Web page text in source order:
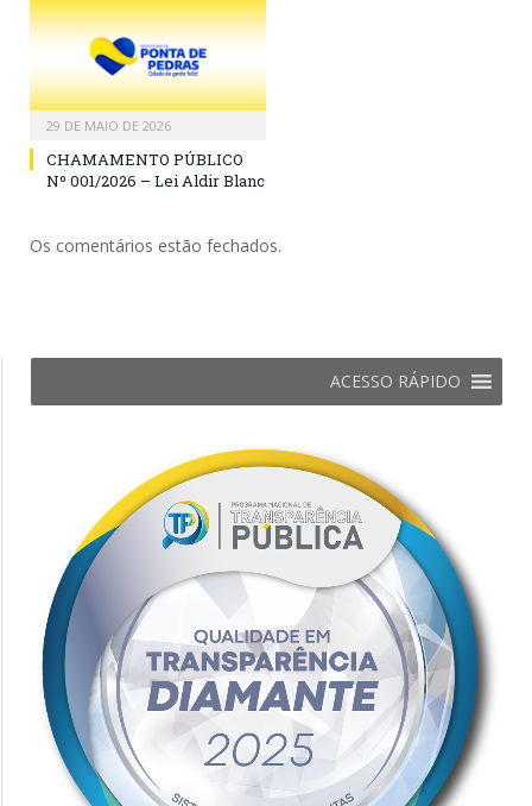
29 DE MAIO DE 2026
CHAMAMENTO PÚBLICO
Nº 001/2026 – Lei Aldir Blanc
Os comentários estão fechados.
ACESSO RÁPIDO